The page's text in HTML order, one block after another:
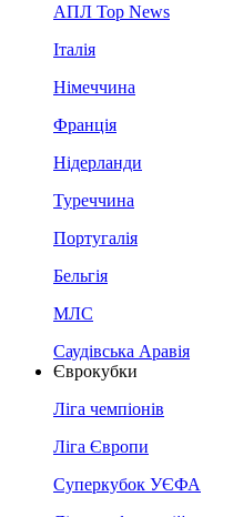
АПЛ Top News
Італія
Німеччина
Франція
Нідерланди
Туреччина
Португалія
Бельгія
МЛС
Саудівська Аравія
Єврокубки
Ліга чемпіонів
Ліга Європи
Суперкубок УЄФА